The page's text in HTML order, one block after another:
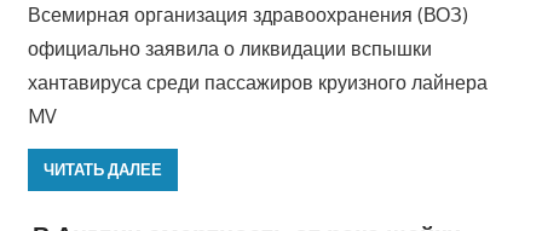
Всемирная организация здравоохранения (ВОЗ)
официально заявила о ликвидации вспышки
хантавируса среди пассажиров круизного лайнера
MV
ЧИТАТЬ ДАЛЕЕ